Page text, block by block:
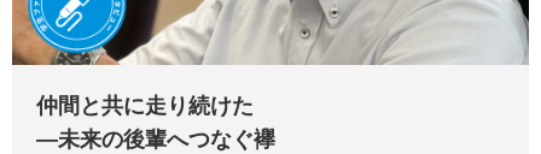
仲間と共に走り続けた
―未来の後輩へつなぐ襷